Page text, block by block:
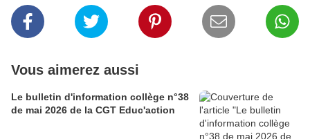
Vous aimerez aussi
Le bulletin d'information collège n°38
de mai 2026 de la CGT Educ'action